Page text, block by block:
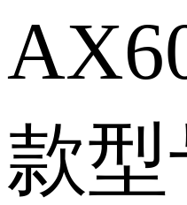
款型